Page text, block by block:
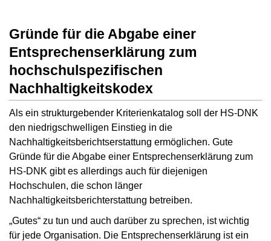
Gründe für die Abgabe einer
Entsprechenserklärung zum
hochschulspezifischen
Nachhaltigkeitskodex
Als ein strukturgebender Kriterienkatalog soll der HS-DNK
den niedrigschwelligen Einstieg in die
Nachhaltigkeitsberichtserstattung ermöglichen. Gute
Gründe für die Abgabe einer Entsprechenserklärung zum
HS-DNK gibt es allerdings auch für diejenigen
Hochschulen, die schon länger
Nachhaltigkeitsberichterstattung betreiben.
„Gutes“ zu tun und auch darüber zu sprechen, ist wichtig
für jede Organisation. Die Entsprechenserklärung ist ein